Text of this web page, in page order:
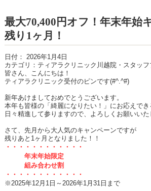
最大70,400円オフ！年末年始
残り1ヶ月！
日付： 2026年1月4日
カテゴリ： ティアラクリニック川越院・スタッ
皆さん、こんにちは！
ティアラクリニック受付のピンです(#^.^#)
新年あけましておめでとうございます。
本年も皆様の「綺麗になりたい！」にお応えでき
日々精進して参りますので、よろしくお願いい
さて、先月から大人気のキャンペーンですが
残りあと1ヶ月となりました！！
・・・・・・・・・・・・
年末年始限定
組み合わせ割
・・・・・・・・・・・・
※2025年12月 1日～ 2026年1月 31日まで